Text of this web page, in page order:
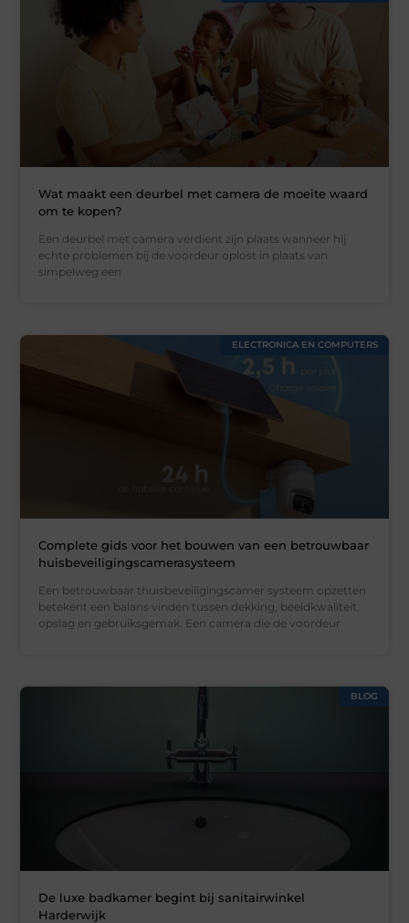
Wat maakt een deurbel met camera de moeite waard
om te kopen?
Een deurbel met camera verdient zijn plaats wanneer hij
echte problemen bij de voordeur oplost in plaats van
simpelweg een
ELECTRONICA EN COMPUTERS
Complete gids voor het bouwen van een betrouwbaar
huisbeveiligingscamerasysteem
Een betrouwbaar thuisbeveiligingscamer systeem opzetten
betekent een balans vinden tussen dekking, beeldkwaliteit,
opslag en gebruiksgemak. Een camera die de voordeur
BLOG
De luxe badkamer begint bij sanitairwinkel
Harderwijk